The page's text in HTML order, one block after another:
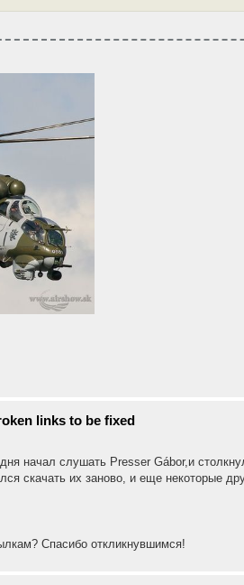
links to be fixed
начал слушать Presser Gábor,и
скачать их заново, и еще некоторые
Спасибо откликнувшимся!